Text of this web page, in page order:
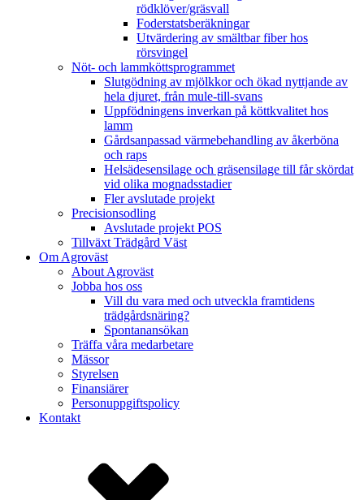
rödklöver/gräsvall
Foderstatsberäkningar
Utvärdering av smältbar fiber hos
rörsvingel
Nöt- och lammköttsprogrammet
Slutgödning av mjölkkor och ökad nyttjande av
hela djuret, från mule-till-svans
Uppfödningens inverkan på köttkvalitet hos
lamm
Gårdsanpassad värmebehandling av åkerböna
och raps
Helsädesensilage och gräsensilage till får skördat
vid olika mognadsstadier
Fler avslutade projekt
Precisionsodling
Avslutade projekt POS
Tillväxt Trädgård Väst
Om Agroväst
About Agroväst
Jobba hos oss
Vill du vara med och utveckla framtidens
trädgårdsnäring?
Spontanansökan
Träffa våra medarbetare
Mässor
Styrelsen
Finansiärer
Personuppgiftspolicy
Kontakt